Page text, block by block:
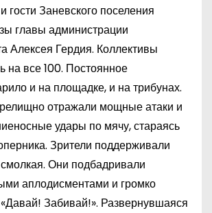
Заневского поселения
главы администрации
Алексея Гердия. Коллективы
на все 100. Постоянное
и на площадке, и на трибунах.
отражали мощные атаки и
удары по мячу, стараясь
Зрители поддерживали
Они подбадривали
аплодисментами и громко
Забивай!». Развернувшаяся